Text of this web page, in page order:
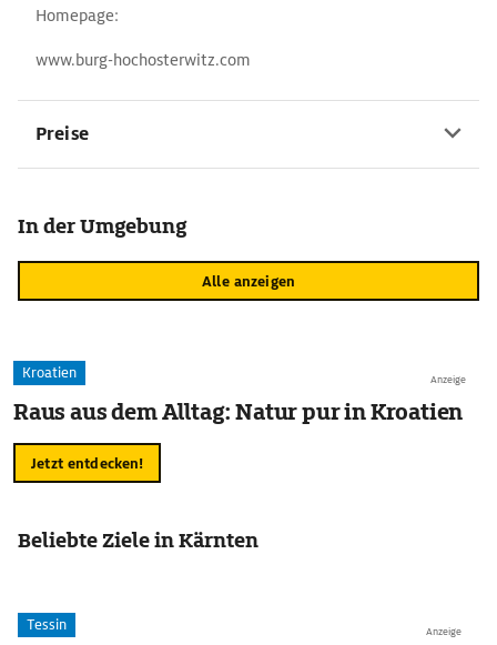
Homepage:
www.burg-hochosterwitz.com
Preise
In der Umgebung
Alle anzeigen
Anzeige
Kroatien
Raus aus dem Alltag: Natur pur in Kroatien
Jetzt entdecken!
Beliebte Ziele in Kärnten
Anzeige
Tessin